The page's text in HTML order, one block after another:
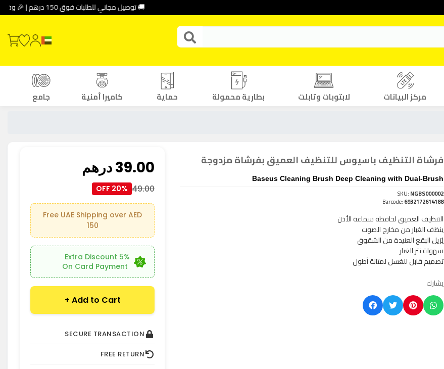
🚚 توصيل مجاني للطلبات فوق 150 درهم | 🎉 وفر حتى 30% باستخدام كود الخصم: DEAL10
مركز البيانات لابتوبات وتابلت بطارية محمولة حماية كاميرا أمنية جامع
فرشاة التنظيف باسيوس للتنظيف العميق بفرشاة مزدوجة
Baseus Cleaning Brush Deep Cleaning with Dual-Brush
SKU:NGBS000002
Barcode:6932172614188
التنظيف العميق لحافظة سماعة الأذن
ينظف الغبار من مخارج الصوت
يُزيل البقع العنيدة من الشقوق
سهولة نثر الغبار
تصميم قابل للغسل لمتانة أطول
يشارك
39.00درهم
49.00
20% OFF
Free UAE Shipping over AED
150
On Card Payment
Add to Cart +
SECURE TRANSACTION
FREE RETURN